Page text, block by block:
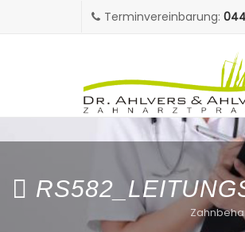
Terminvereinbarung: